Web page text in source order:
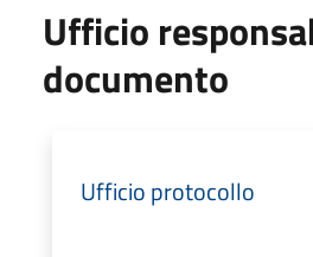
Ufficio
documento
Ufficio protocollo